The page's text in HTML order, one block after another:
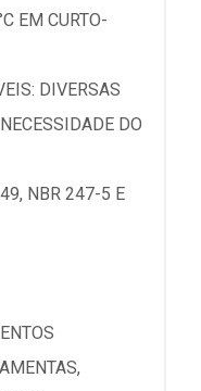
EM CURTO-
DIVERSAS
DO
NBR 247-5 E